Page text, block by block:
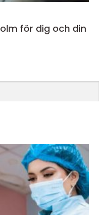
för dig och din